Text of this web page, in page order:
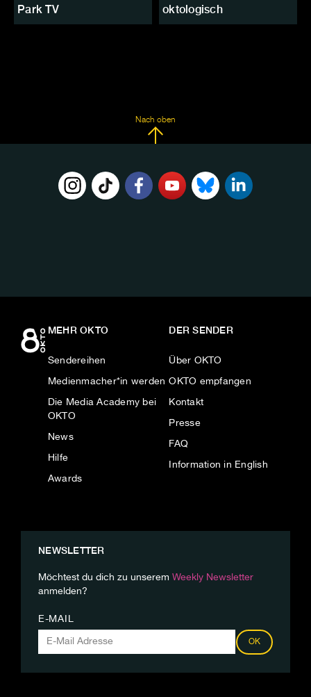
Park TV oktologisch
Nach oben
MEHR OKTO
Sendereihen
Medienmacher*in werden
Die Media Academy bei
OKTO
News
Hilfe
Awards
DER SENDER
Über OKTO
OKTO empfangen
Kontakt
Presse
FAQ
Information in English
NEWSLETTER
Möchtest du dich zu unserem Weekly Newsletter
anmelden?
E-MAIL
OK